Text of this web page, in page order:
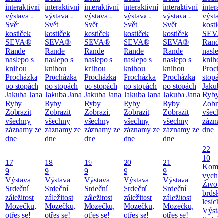
interaktivní
výstava -
Svět
kostiček
SEVA®
Rande
naslepo s
knihou
Procházka
po stopách
Jakuba Jana
Ryby
Zobrazit
všechny
záznamy ze
dne
interaktivní
výstava -
Svět
kostiček
SEVA®
Rande
naslepo s
knihou
Procházka
po stopách
Jakuba Jana
Ryby
Zobrazit
všechny
záznamy ze
dne
interaktivní
výstava -
Svět
kostiček
SEVA®
Rande
naslepo s
knihou
Procházka
po stopách
Jakuba Jana
Ryby
Zobrazit
všechny
záznamy ze
dne
interaktivní
výstava -
Svět
kostiček
SEVA®
Rande
naslepo s
knihou
Procházka
po stopách
Jakuba Jana
Ryby
Zobrazit
všechny
záznamy ze
dne
interaktivní
výstava -
Svět
kostiček
SEVA®
Rande
naslepo s
knihou
Procházka
po stopách
Jakuba Jana
Ryby
Zobrazit
všechny
záznamy ze
dne
dne
17
9
Výstava
Srdeční
záležitost
Mozečku,
otřes se!
18
9
Výstava
Srdeční
záležitost
Mozečku,
otřes se!
19
9
Výstava
Srdeční
záležitost
Mozečku,
otřes se!
20
9
Výstava
Srdeční
záležitost
Mozečku,
otřes se!
21
9
Výstava
Srdeční
záležitost
Mozečku,
otřes se!
22
10